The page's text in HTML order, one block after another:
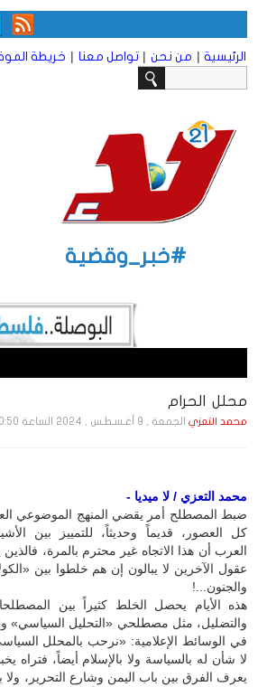
الرئيسية | من نحن | تواصل معنا | خريطة
#خبر_وقضية
محلل الحرام
محمد التعزي الجمعة , 9 أغـسـطـس , 2024 الساعة 7:10:50 PM
محمد التعزي / لا ميديا -
ضبط المصطلح أمر يقضي المنهج الموضوعي
كل العصور، قديماً وحديثاً، للتمييز بين
العرب أن هذا الاتجاه غير محترم بالمرة،
عقول الآخرين لا يبالون إن هم خلطوا بين
والجنون...!
هذه الأيام يحصل الخلط كثيراً بين
والتضليل، مثل مصطلحي «التحليل السياسي»
في الوسائط الإعلامية: «نرحب بالمحلل
لا شأن له بالسياسة ولا بالإسلام أيضاً، فتراه
يعرف الفرق بين باب اليمن وشارع التحرير،